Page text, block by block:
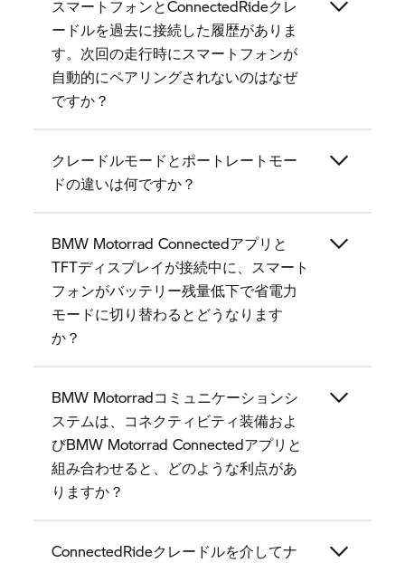
スマートフォンとConnectedRideクレ
ードルを過去に接続した履歴がありま
す。次回の走行時にスマートフォンが
自動的にペアリングされないのはなぜ
ですか？
クレードルモードとポートレートモー
ドの違いは何ですか？
BMW Motorrad Connectedアプリと
TFTディスプレイが接続中に、スマート
フォンがバッテリー残量低下で省電力
モードに切り替わるとどうなります
か？
BMW Motorradコミュニケーションシ
ステムは、コネクティビティ装備およ
びBMW Motorrad Connectedアプリと
組み合わせると、どのような利点があ
りますか？
ConnectedRideクレードルを介してナ